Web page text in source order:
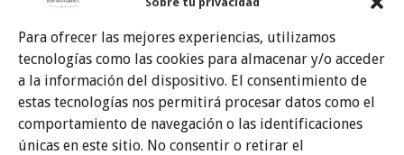
Para ofrecer las mejores experiencias, utilizamos
tecnologías como las cookies para almacenar y/o acceder
a la información del dispositivo. El consentimiento de
estas tecnologías nos permitirá procesar datos como el
comportamiento de navegación o las identificaciones
únicas en este sitio. No consentir o retirar el